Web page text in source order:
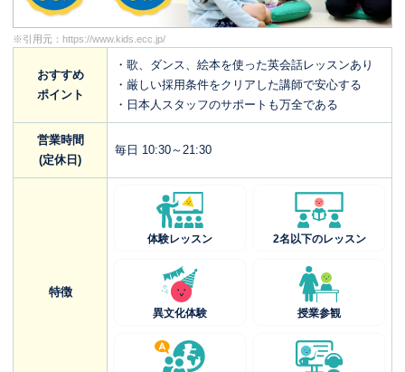
※引用元： https://www.kids.ecc.jp/
おすすめ
ポイント
・歌、ダンス、絵本を使った英会話レッスンあり
・厳しい採用条件をクリアした講師で安心する
・日本人スタッフのサポートも万全である
営業時間
(定休日)
毎日 10:30～21:30
特徴
体験レッスン 2名以下のレッスン
異文化体験 授業参観